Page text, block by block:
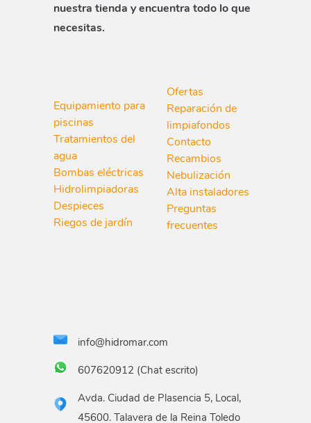
nuestra tienda y encuentra todo lo que
necesitas.
Equipamiento para
piscinas
Tratamientos del
agua
Bombas eléctricas
Hidrolimpiadoras
Despieces
Riegos de jardín
Ofertas
Reparación de
limpiafondos
Contacto
Recambios
Nebulización
Alta instaladores
Preguntas
frecuentes
info@hidromar.com
607620912 (Chat escrito)
Avda. Ciudad de Plasencia 5, Local,
45600. Talavera de la Reina Toledo